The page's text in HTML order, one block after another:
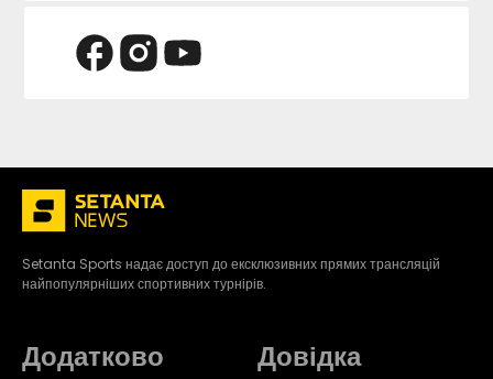
Setanta Sports надає доступ до ексклюзивних прямих трансляцій
найпопулярніших спортивних турнірів.
Додатково Довідка